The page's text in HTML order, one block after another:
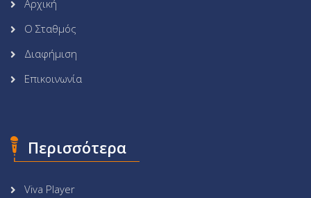
Αρχική
Ο Σταθμός
Διαφήμιση
Επικοινωνία
Περισσότερα
Viva Player